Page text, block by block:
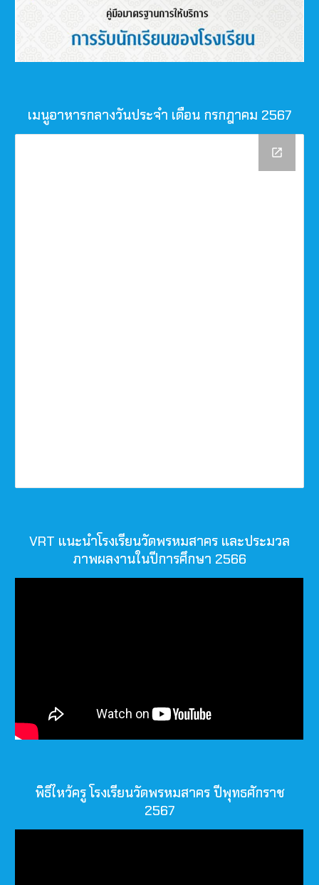
เมนูอาหารกลางวันประจำ เดือน กรกฎาคม 2567
VRT แนะนำโรงเรียนวัดพรหมสาคร และประมวล
ภาพผลงานในปีการศึกษา 2566
พิธีไหว้ครู โรงเรียนวัดพรหมสาคร ปีพุทธศักราช
2567